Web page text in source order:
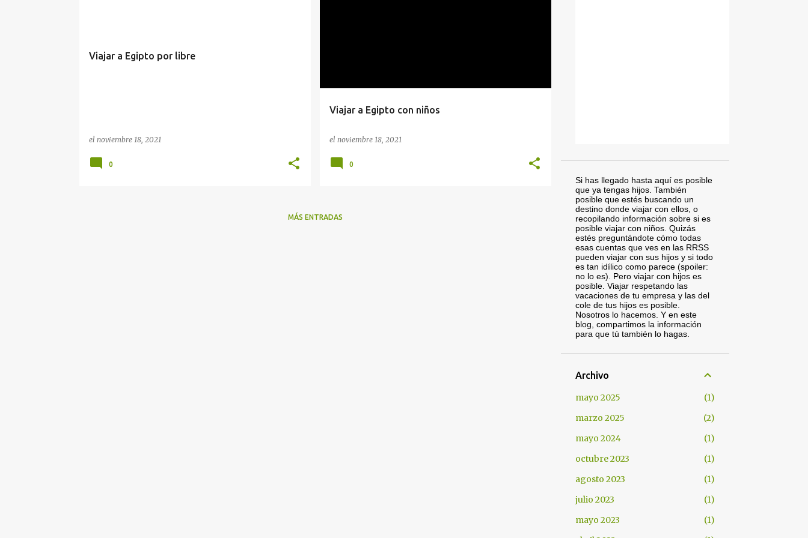
Viajar a Egipto por libre
el noviembre 18, 2021
0
Viajar a Egipto con niños
el noviembre 18, 2021
0
MÁS ENTRADAS
Si has llegado hasta aquí es posible
que ya tengas hijos. También
posible que estés buscando un
destino donde viajar con ellos, o
recopilando información sobre si es
posible viajar con niños. Quizás
estés preguntándote cómo todas
esas cuentas que ves en las RRSS
pueden viajar con sus hijos y si todo
es tan idílico como parece (spoiler:
no lo es). Pero viajar con hijos es
posible. Viajar respetando las
vacaciones de tu empresa y las del
cole de tus hijos es posible.
Nosotros lo hacemos. Y en este
blog, compartimos la información
para que tú también lo hagas.
Archivo
mayo 2025
1
marzo 2025
2
mayo 2024
1
octubre 2023
1
agosto 2023
1
julio 2023
1
mayo 2023
1